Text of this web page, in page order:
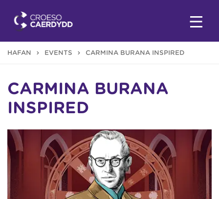
HAFAN EVENTS CARMINA BURANA INSPIRED
CARMINA BURANA
INSPIRED